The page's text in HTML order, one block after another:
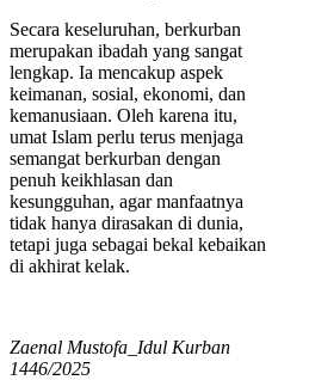
Secara keseluruhan, berkurban
merupakan ibadah yang sangat
lengkap. Ia mencakup aspek
keimanan, sosial, ekonomi, dan
kemanusiaan. Oleh karena itu,
umat Islam perlu terus menjaga
semangat berkurban dengan
penuh keikhlasan dan
kesungguhan, agar manfaatnya
tidak hanya dirasakan di dunia,
tetapi juga sebagai bekal kebaikan
di akhirat kelak.
Zaenal Mustofa_Idul Kurban
1446/2025